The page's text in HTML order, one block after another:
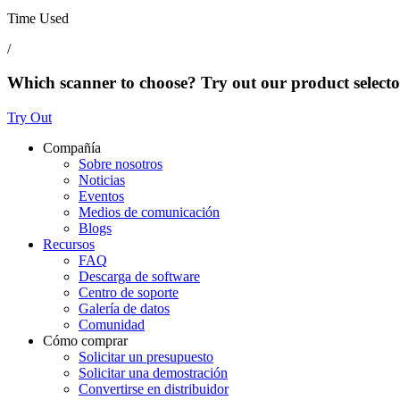
Time Used
/
Which scanner to choose? Try out our product
Try Out
Compañía
Sobre nosotros
Noticias
Eventos
Medios de comunicación
Blogs
Recursos
FAQ
Descarga de software
Centro de soporte
Galería de datos
Comunidad
Cómo comprar
Solicitar un presupuesto
Solicitar una demostración
Convertirse en distribuidor